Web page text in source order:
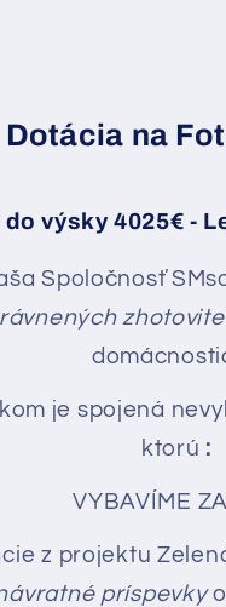
Dotácia na
do výsky 4025€ -
Spoločnosť
je spojená
ktorú :
VYBAVÍME
z projektu
príspevky